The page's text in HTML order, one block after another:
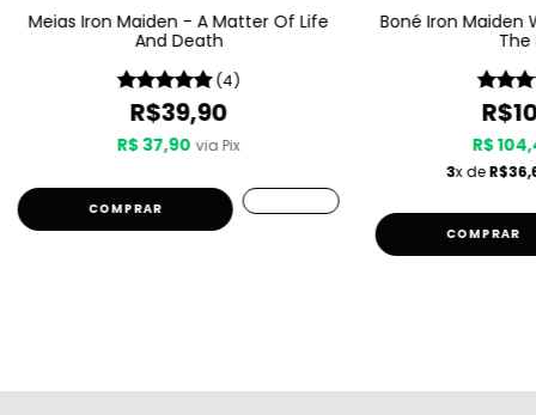
Meias Iron Maiden - A Matter Of Life
And Death
(4)
R$39,90
R$ 37,90 via Pix
COMPRAR
Boné Iron Maiden
The
R$
3x de